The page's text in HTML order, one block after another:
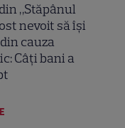
„Stăpânul
nevoit să își
cauza
Câți bani a